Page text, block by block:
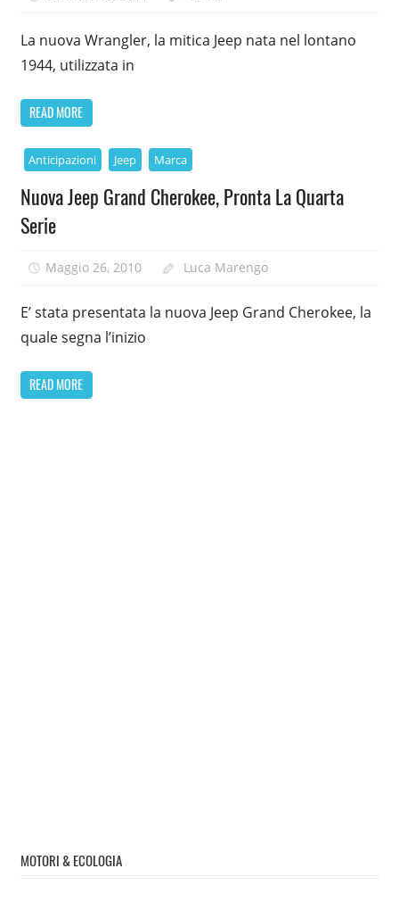
La nuova Wrangler, la mitica Jeep nata nel lontano
1944, utilizzata in
READ MORE
Anticipazioni Jeep Marca
Nuova Jeep Grand Cherokee, Pronta La Quarta
Serie
Maggio 26, 2010 Luca Marengo
E’ stata presentata la nuova Jeep Grand Cherokee, la
quale segna l’inizio
READ MORE
MOTORI & ECOLOGIA